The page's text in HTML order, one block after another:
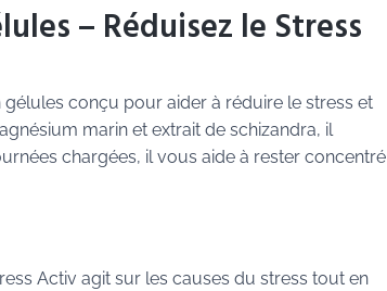
– Réduisez le Stress
conçu pour aider à réduire le stress et
marin et extrait de schizandra, il
chargées, il vous aide à rester concentré
Activ agit sur les causes du stress tout en